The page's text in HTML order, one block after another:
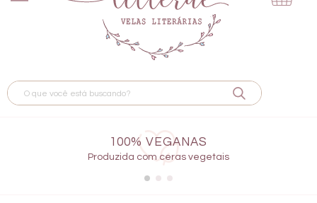
100% VEGANAS
Produzida com ceras vegetais